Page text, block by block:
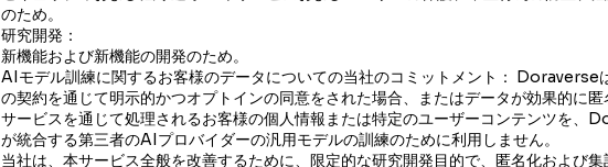
のため。
研究開発：
新機能および新機能の開発のため。
AIモデル訓練に関するお客様のデータについての当社のコミットメント： Doraverse
の契約を通じて明示的かつオプトインの同意をされた場合、またはデータが効果的に
サービスを通じて処理されるお客様の個人情報または特定のユーザーコンテンツを、
が統合する第三者のAIプロバイダーの汎用モデルの訓練のために利用しません。
当社は、本サービス全般を改善するために、限定的な研究開発目的で、匿名化および